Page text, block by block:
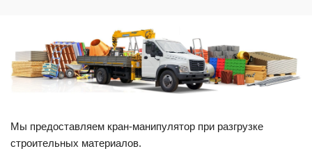
Мы предоставляем кран-манипулятор при разгрузке
строительных материалов.